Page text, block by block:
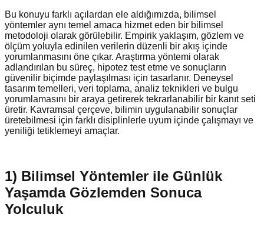
Bu konuyu farklı açılardan ele aldığımızda, bilimsel
yöntemler aynı temel amaca hizmet eden bir bilimsel
metodoloji olarak görülebilir. Empirik yaklaşım, gözlem ve
ölçüm yoluyla edinilen verilerin düzenli bir akış içinde
yorumlanmasını öne çıkar. Araştırma yöntemi olarak
adlandırılan bu süreç, hipotez test etme ve sonuçların
güvenilir biçimde paylaşılması için tasarlanır. Deneysel
tasarım temelleri, veri toplama, analiz teknikleri ve bulgu
yorumlamasını bir araya getirerek tekrarlanabilir bir kanıt seti
üretir. Kavramsal çerçeve, bilimin uygulanabilir sonuçlar
üretebilmesi için farklı disiplinlerle uyum içinde çalışmayı ve
yeniliği tetiklemeyi amaçlar.
1) Bilimsel Yöntemler ile Günlük
Yaşamda Gözlemden Sonuca
Yolculuk